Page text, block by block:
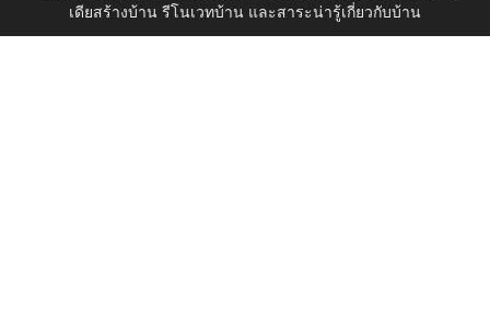
เดียสร้างบ้าน รีโนเวทบ้าน และสาระน่ารู้เกี่ยวกับบ้าน